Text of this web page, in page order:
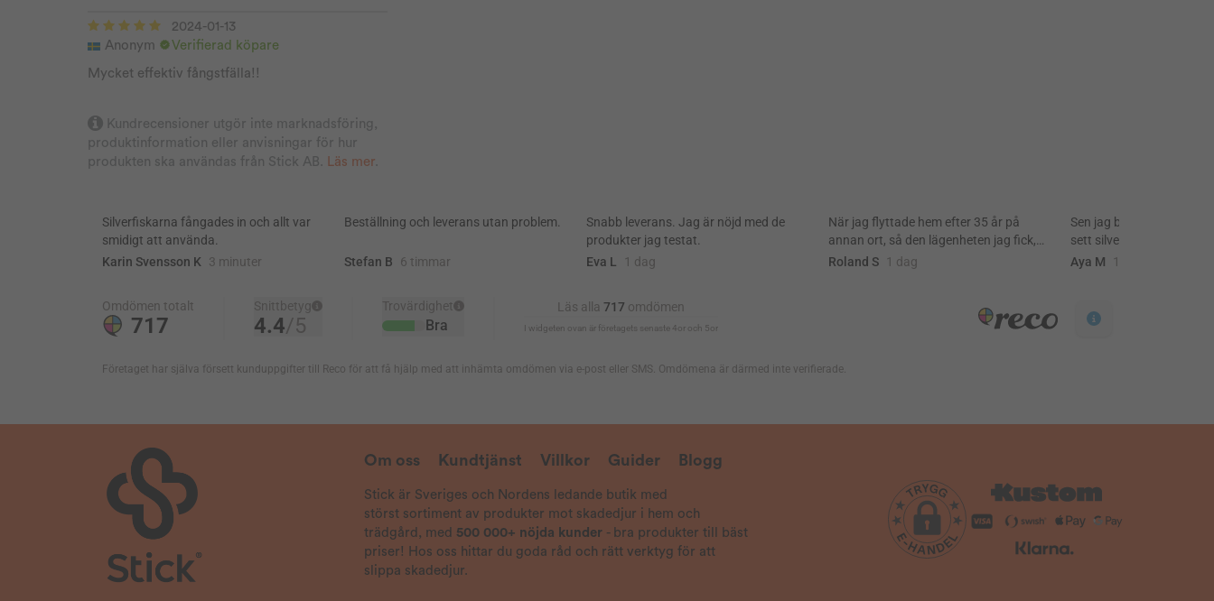
2024-01-13
Anonym
Verifierad köpare
Mycket effektiv fångstfälla!!
Nils Peter
Verifierad köpare
Det var enkelt, och snabb leverans.
Kundrecensioner utgör inte marknadsföring,
produktinformation eller anvisningar för hur
produkten ska användas från Stick AB.
Läs mer
Om oss Kundtjänst Villkor Guider Blogg
Stick är Sveriges och Nordens ledande butik med
störst sortiment av produkter mot skadedjur i hem och
trädgård, med 500 000+ nöjda kunder- bra produkter till bäst
priser! Hos oss hittar du goda råd och rätt verktyg för att
slippa skadedjur.